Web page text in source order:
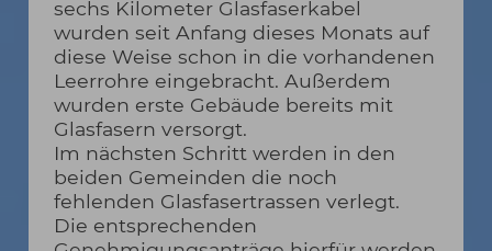
sechs Kilometer Glasfaserkabel
wurden seit Anfang dieses Monats auf
diese Weise schon in die vorhandenen
Leerrohre eingebracht. Außerdem
wurden erste Gebäude bereits mit
Glasfasern versorgt.
Im nächsten Schritt werden in den
beiden Gemeinden die noch
fehlenden Glasfasertrassen verlegt.
Die entsprechenden